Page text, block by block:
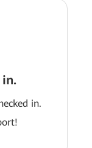
in.
in.